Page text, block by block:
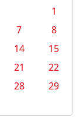
1
7
8
14
15
21
22
28
29